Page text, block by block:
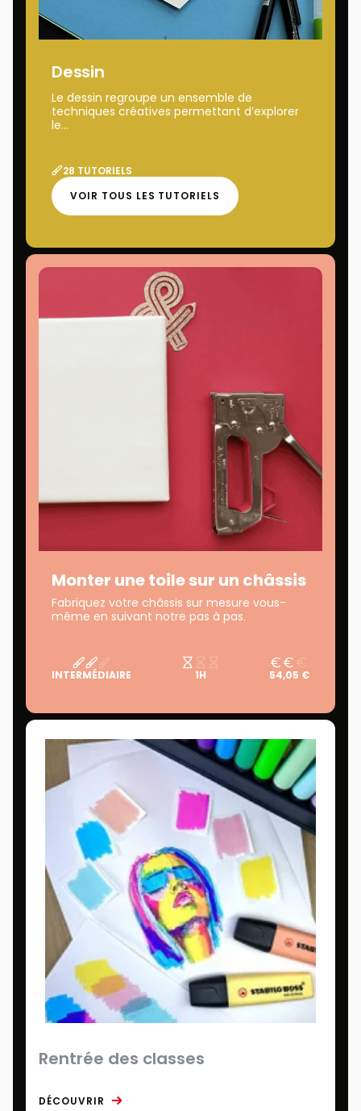
Dessin
Le dessin regroupe un ensemble de
techniques créatives permettant d’explorer
le...
28 TUTORIELS
VOIR TOUS LES TUTORIELS
Monter une toile sur un châssis
Fabriquez votre châssis sur mesure vous-
même en suivant notre pas à pas.
INTERMÉDIAIRE 1H 54,05 €
Rentrée des classes
DÉCOUVRIR